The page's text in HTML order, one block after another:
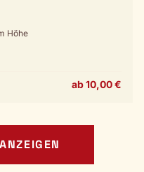
Höhe
ab 10,00 €